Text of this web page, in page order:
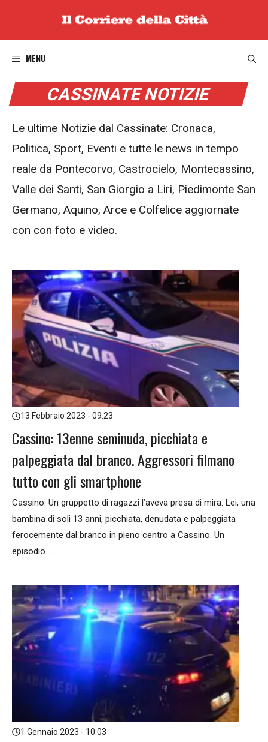
MENU
CASSINATE NOTIZIE
Le ultime Notizie dal Cassinate: Cronaca,
Politica, Sport, Eventi e tutte le news in tempo
reale da Pontecorvo, Castrocielo, Montecassino,
Valle dei Santi, San Giorgio a Liri, Piedimonte San
Germano, Aquino, Arce e Colfelice aggiornate
con con foto e video.
13 Febbraio 2023 - 09:23
Cassino: 13enne seminuda, picchiata e
palpeggiata dal branco. Aggressori filmano
tutto con gli smartphone
Cassino. Un gruppetto di ragazzi l’aveva presa di mira. Lei, una
bambina di soli 13 anni, picchiata, denudata e palpeggiata
ferocemente dal branco in pieno centro a Cassino. Un
episodio ...
1 Gennaio 2023 - 10:03